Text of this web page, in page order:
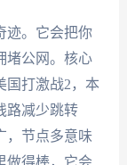
迹。它会把你
堵公网。核心
国打激战2，本
路减少跳转
，节点多意味